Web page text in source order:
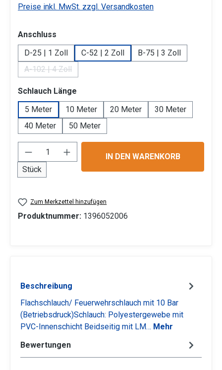
Preise inkl. MwSt. zzgl. Versandkosten
Anschluss
D-25 | 1 Zoll
C-52 | 2 Zoll
B-75 | 3 Zoll
A-102 | 4 Zoll
(Diese Option ist zurzeit nicht verfügbar.)
Schlauch Länge
5 Meter
10 Meter 20 Meter
30 Meter
40 Meter
50 Meter
Produkt Anzahl: Gib den gewünschten
Stück
IN DEN WARENKORB
Zum Merkzettel hinzufügen
Produktnummer: 1396052006
Beschreibung
Flachschlauch/ Feuerwehrschlauch mit 10 Bar
(Betriebsdruck)Schlauch: Polyestergewebe mit
PVC-Innenschicht Beidseitig mit LM… Mehr
Bewertungen